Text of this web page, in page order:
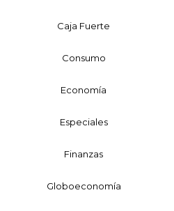
Caja Fuerte
Consumo
Economía
Especiales
Finanzas
Globoeconomía